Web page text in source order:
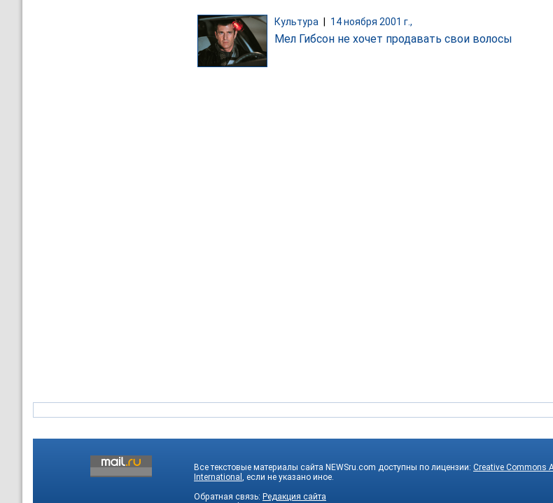
Культура 14 ноября 2001 г.,
Мел Гибсон не хочет продавать свои волосы
Все текстовые материалы сайта NEWSru.com доступны по лицензии: Creative Commons
International , если не указано иное.
Обратная связь: Редакция сайта